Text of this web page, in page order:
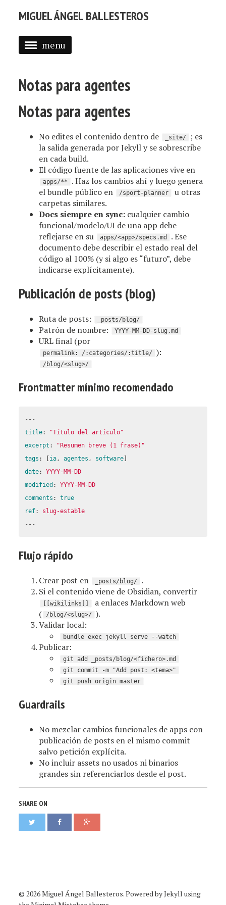
MIGUEL ÁNGEL BALLESTEROS
menu
PROFESSIONAL
SELECTED WORK
BLOG (EN)
APPS
Notas para agentes
Notas para agentes
No edites el contenido dentro de _site/
; es
la salida generada por Jekyll y se sobrescribe
en cada build.
El código fuente de las aplicaciones vive en
apps/**
. Haz los cambios ahí y luego genera
el bundle público en
/sport-planner
u otras
carpetas similares.
Docs siempre en sync: cualquier cambio
funcional/modelo/UI de una app debe
reflejarse en su
apps/<app>/specs.md
. Ese
documento debe describir el estado real del
código al 100% (y si algo es “futuro”, debe
indicarse explícitamente).
Publicación de posts (blog)
Ruta de posts: _posts/blog/
Patrón de nombre: YYYY-MM-DD-slug.md
URL final (por
permalink: /:categories/:title/ ):
/blog/<slug>/
Frontmatter mínimo recomendado
---
title: "Título del artículo"
excerpt : " Resumen breve (1 frase)"
tags : ia, agentes , software
date:
YYYY-MM-DD
modified :
YYYY-MM-DD
comments :
true
ref:
slug-estable
---
Flujo rápido
Crear post en _posts/blog/
.
Si el contenido viene de Obsidian, convertir
[[wikilinks]]
a enlaces Markdown web
(
/blog/<slug>/
).
Validar local:
bundle exec jekyll serve --watch
Publicar:
git add _posts/blog/<fichero>.md
git commit -m "Add post: <tema>"
git push origin master
Guardrails
No mezclar cambios funcionales de apps con
publicación de posts en el mismo commit
salvo petición explícita.
No incluir assets no usados ni binarios
grandes sin referenciarlos desde el post.
SHARE ON
© 2026 Miguel Ángel Ballesteros. Powered byJekyll using